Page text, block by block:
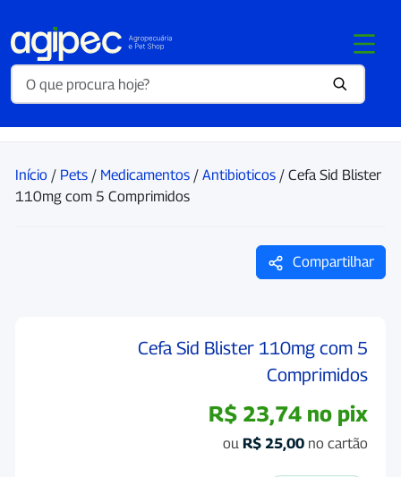
Início / Pets / Medicamentos / Antibioticos / Cefa Sid Blister
110mg com 5 Comprimidos
Compartilhar
Cefa Sid Blister 110mg com 5
Comprimidos
R$ 23,74 no pix
ou R$ 25,00 no cartão